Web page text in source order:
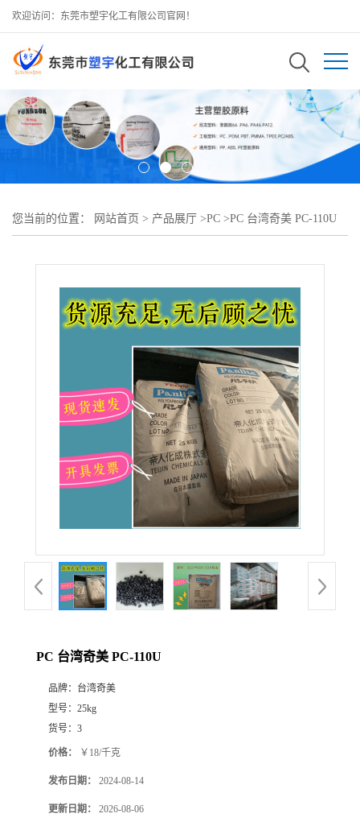
欢迎访问：东莞市塑宇化工有限公司官网！
您当前的位置： 网站首页 > 产品展厅 >PC >PC 台湾奇美 PC-110U
PC 台湾奇美 PC-110U
品牌： 台湾奇美
型号： 25kg
货号： 3
价格： ￥18/千克
发布日期： 2024-08-14
更新日期： 2026-08-06